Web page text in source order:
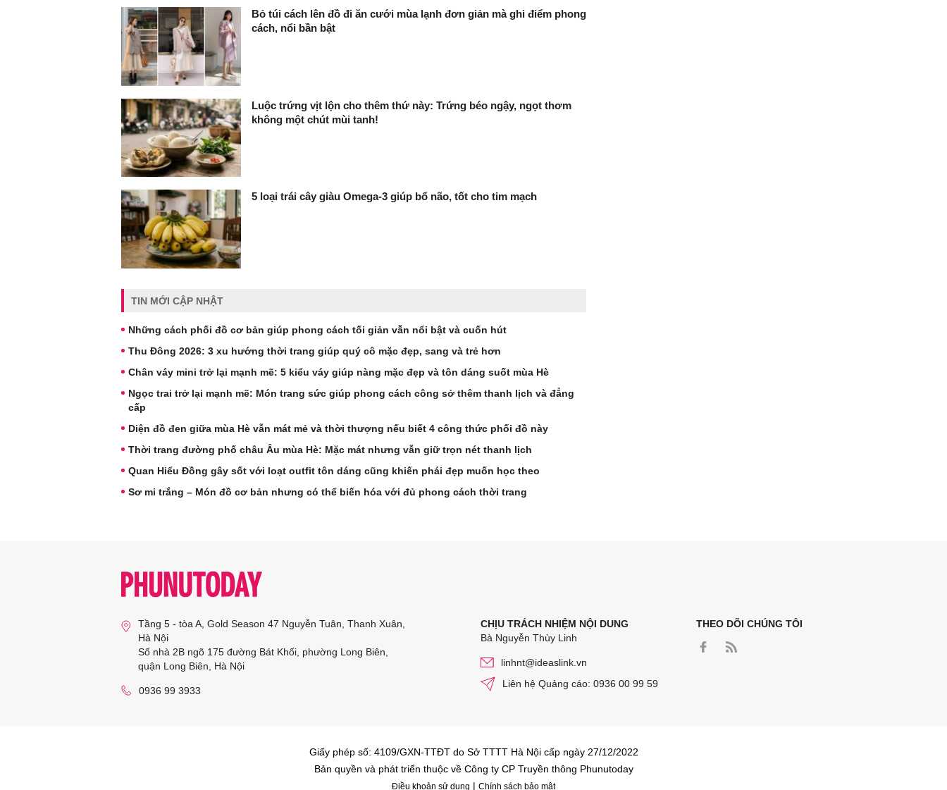
Bỏ túi cách lên đồ đi ăn cưới mùa lạnh đơn giản mà ghi điểm phong
cách, nổi bần bật
Luộc trứng vịt lộn cho thêm thứ này: Trứng béo ngậy, ngọt thơm
không một chút mùi tanh!
5 loại trái cây giàu Omega-3 giúp bổ não, tốt cho tim mạch
TIN MỚI CẬP NHẬT
Những cách phối đồ cơ bản giúp phong cách tối giản vẫn nổi bật và cuốn hút
Thu Đông 2026: 3 xu hướng thời trang giúp quý cô mặc đẹp, sang và trẻ hơn
Chân váy mini trở lại mạnh mẽ: 5 kiểu váy giúp nàng mặc đẹp và tôn dáng suốt mùa Hè
Ngọc trai trở lại mạnh mẽ: Món trang sức giúp phong cách công sở thêm thanh lịch và đẳng
cấp
Diện đồ đen giữa mùa Hè vẫn mát mẻ và thời thượng nếu biết 4 công thức phối đồ này
Thời trang đường phố châu Âu mùa Hè: Mặc mát nhưng vẫn giữ trọn nét thanh lịch
Quan Hiểu Đồng gây sốt với loạt outfit tôn dáng cũng khiến phái đẹp muốn học theo
Sơ mi trắng – Món đồ cơ bản nhưng có thể biến hóa với đủ phong cách thời trang
Tầng 5 - tòa A, Gold Season 47 Nguyễn Tuân, Thanh Xuân,
Hà Nội
Số nhà 2B ngõ 175 đường Bát Khối, phường Long Biên,
quận Long Biên, Hà Nội
0936 99 3933
CHỊU TRÁCH NHIỆM NỘI DUNG
Bà Nguyễn Thùy Linh
linhnt@ideaslink.vn
Liên hệ Quảng cáo: 0936 00 99 59
THEO DÕI CHÚNG TÔI
Giấy phép số: 4109/GXN-TTĐT do Sở TTTT Hà Nội cấp ngày 27/12/2022
Bản quyền và phát triển thuộc về Công ty CP Truyền thông Phunutoday
Điều khoản sử dụng | Chính sách bảo mật